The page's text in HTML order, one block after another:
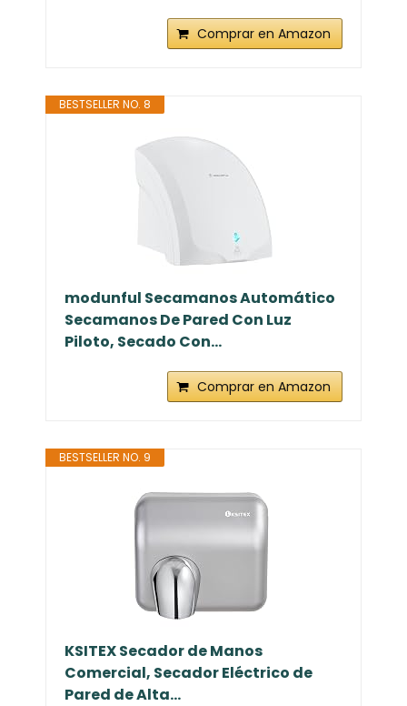
Comprar en Amazon
BESTSELLER NO. 8
modunful Secamanos Automático
Secamanos De Pared Con Luz
Piloto, Secado Con...
Comprar en Amazon
BESTSELLER NO. 9
KSITEX Secador de Manos
Comercial, Secador Eléctrico de
Pared de Alta...